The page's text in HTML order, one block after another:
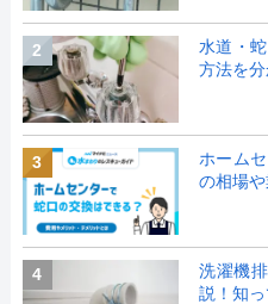
2
水道・
方法を
3
ホーム
の相場
4
洗濯機
説！知